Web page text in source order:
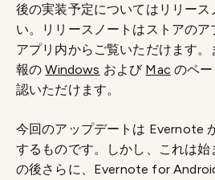
後の実装予定についてはリリース
い。リリースノートはストアの
アプリ内からご覧いただけます
報のWindows および Mac のペ
認いただけます。
今回のアップデートは Evernote
するものです。しかし、これは始
の後さらに、Evernote for